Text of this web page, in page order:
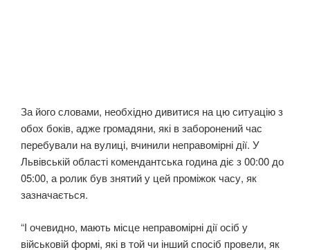
За його словами, необхідно дивитися на цю ситуацію з
обох боків, адже громадяни, які в заборонений час
перебували на вулиці, вчинили неправомірні дії. У
Львівській області комендантська година діє з 00:00 до
05:00, а ролик був знятий у цей проміжок часу, як
зазначається.
“І очевидно, мають місце неправомірні дії осіб у
військовій формі, які в той чи інший спосіб провели, як